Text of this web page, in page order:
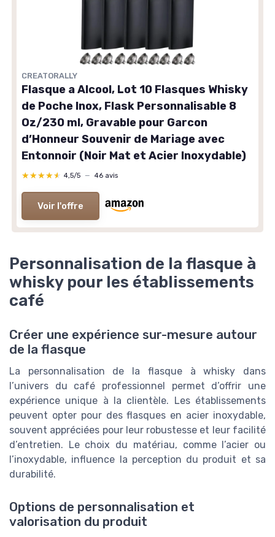
CREATORALLY
Flasque a Alcool, Lot 10 Flasques Whisky
de Poche Inox, Flask Personnalisable 8
Oz/230 ml, Gravable pour Garcon
d’Honneur Souvenir de Mariage avec
Entonnoir (Noir Mat et Acier Inoxydable)
★★★★★
★★★★★ 4,5/5 — 46 avis
Voir l'offre
Personnalisation de la flasque à
whisky pour les établissements
café
Créer une expérience sur-mesure autour
de la flasque
La personnalisation de la flasque à whisky dans
l’univers du café professionnel permet d’offrir une
expérience unique à la clientèle. Les établissements
peuvent opter pour des flasques en acier inoxydable,
souvent appréciées pour leur robustesse et leur facilité
d’entretien. Le choix du matériau, comme l’acier ou
l’inoxydable, influence la perception du produit et sa
durabilité.
Options de personnalisation et
valorisation du produit